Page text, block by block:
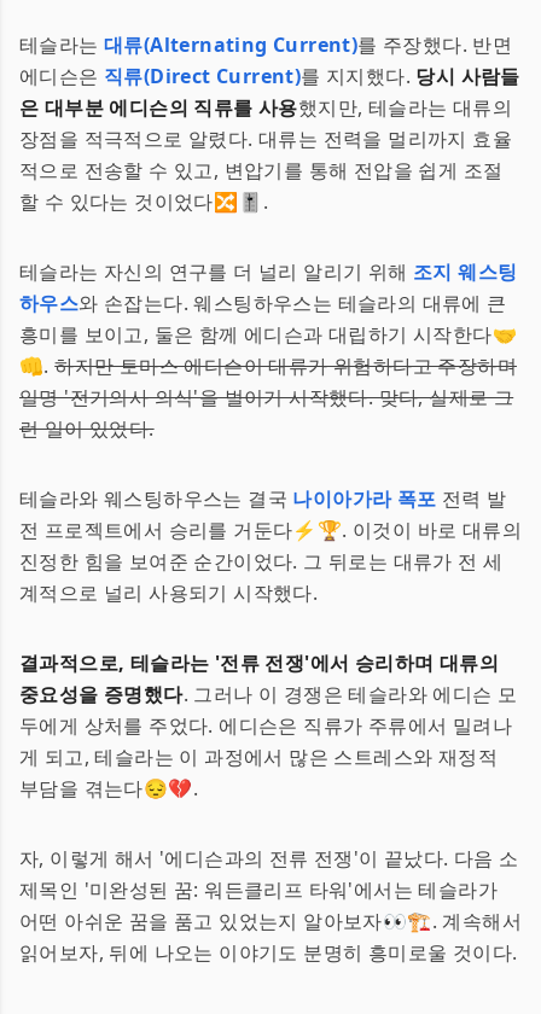
테슬라는 대류(Alternating Current)를 주장했다. 반면
에디슨은 직류(Direct Current)를 지지했다. 당시 사람들
은 대부분 에디슨의 직류를 사용했지만, 테슬라는 대류의
장점을 적극적으로 알렸다. 대류는 전력을 멀리까지 효율
적으로 전송할 수 있고, 변압기를 통해 전압을 쉽게 조절
할 수 있다는 것이었다🔀🎚️.
테슬라는 자신의 연구를 더 널리 알리기 위해 조지 웨스팅
하우스와 손잡는다. 웨스팅하우스는 테슬라의 대류에 큰
흥미를 보이고, 둘은 함께 에디슨과 대립하기 시작한다🤝
👊.하지만 토마스 에디슨이 대류가 위험하다고 주장하며
일명 '전기의사 의식'을 벌이기 시작했다. 맞다, 실제로 그
런 일이 있었다.
테슬라와 웨스팅하우스는 결국 나이아가라 폭포 전력 발
전 프로젝트에서 승리를 거둔다⚡🏆. 이것이 바로 대류의
진정한 힘을 보여준 순간이었다. 그 뒤로는 대류가 전 세
계적으로 널리 사용되기 시작했다.
결과적으로, 테슬라는 '전류 전쟁'에서 승리하며 대류의
중요성을 증명했다. 그러나 이 경쟁은 테슬라와 에디슨 모
두에게 상처를 주었다. 에디슨은 직류가 주류에서 밀려나
게 되고, 테슬라는 이 과정에서 많은 스트레스와 재정적
부담을 겪는다😔💔.
자, 이렇게 해서 '에디슨과의 전류 전쟁'이 끝났다. 다음 소
제목인 '미완성된 꿈: 워든클리프 타워'에서는 테슬라가
어떤 아쉬운 꿈을 품고 있었는지 알아보자👀🏗️. 계속해서
읽어보자, 뒤에 나오는 이야기도 분명히 흥미로울 것이다.